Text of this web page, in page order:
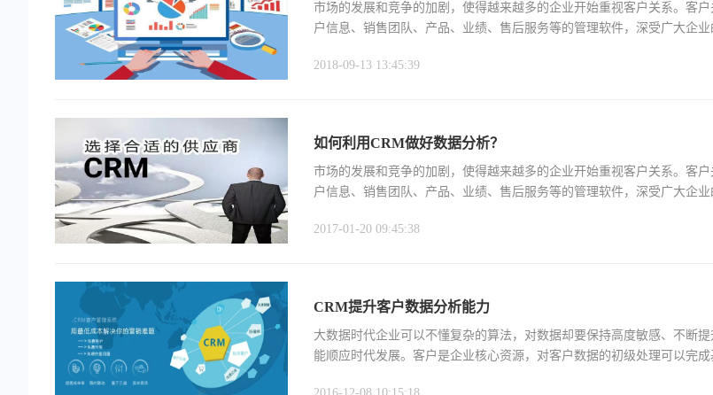
市场的发展和竞争的加剧，使得越来越多的企业开始重视客户关系。客
户信息、销售团队、产品、业绩、售后服务等的管理软件，深受广大企业
2018-09-13 13:45:39
如何利用CRM做好数据分析？
市场的发展和竞争的加剧，使得越来越多的企业开始重视客户关系。客
户信息、销售团队、产品、业绩、售后服务等的管理软件，深受广大企
2017-01-20 09:45:38
CRM提升客户数据分析能力
大数据时代企业可以不懂复杂的算法，对数据却要保持高度敏感、不断
能顺应时代发展。客户是企业核心资源，对客户数据的初级处理可以完